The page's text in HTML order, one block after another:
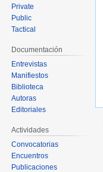
Private
Public
Tactical
Documentación
Entrevistas
Manifiestos
Biblioteca
Autoras
Editoriales
Actividades
Convocatorias
Encuentros
Publicaciones